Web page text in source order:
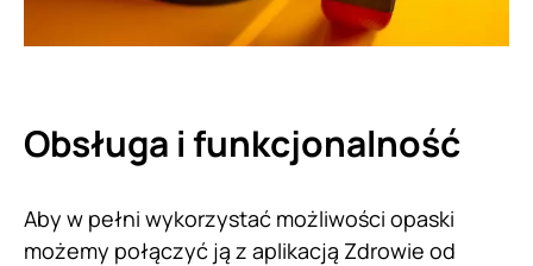
Obsługa i funkcjonalność
Aby w pełni wykorzystać możliwości opaski
możemy połączyć ją z aplikacją Zdrowie od